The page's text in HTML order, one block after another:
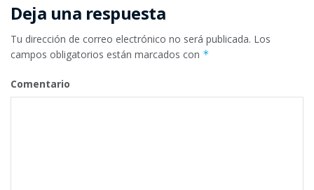
Deja una respuesta
Tu dirección de correo electrónico no será publicada. Los
campos obligatorios están marcados con *
Comentario